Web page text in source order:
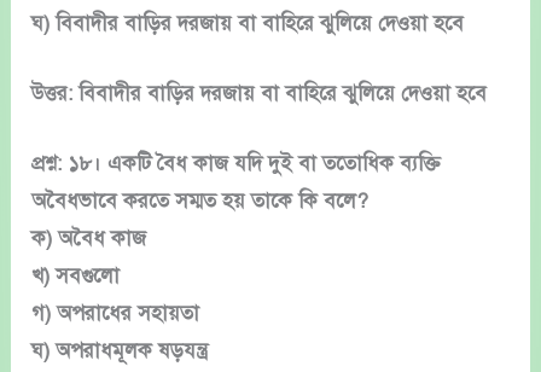
ঘ) বিবাদীর বাড়ির দরজায় বা বাহিরে ঝুলিয়ে দেওয়া হবে
উত্তর: বিবাদীর বাড়ির দরজায় বা বাহিরে ঝুলিয়ে দেওয়া হবে
প্রশ্ন: ১৮। একটি বৈধ কাজ যদি দুই বা ততোধিক ব্যক্তি
অবৈধভাবে করতে সম্মত হয় তাকে কি বলে?
ক) অবৈধ কাজ
খ) সবগুলো
গ) অপরাধের সহায়তা
ঘ) অপরাধমূলক ষড়যন্ত্র